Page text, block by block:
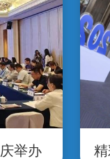
举办